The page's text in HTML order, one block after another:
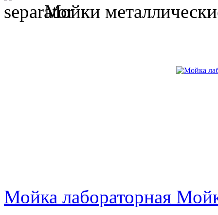
Мойки
Мойка лабораторная